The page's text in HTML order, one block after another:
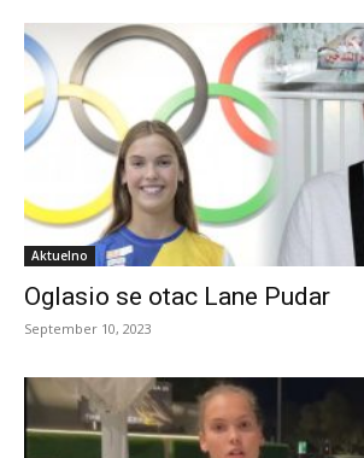
Aktuelno
Oglasio se otac Lane Pudar
September 10, 2023